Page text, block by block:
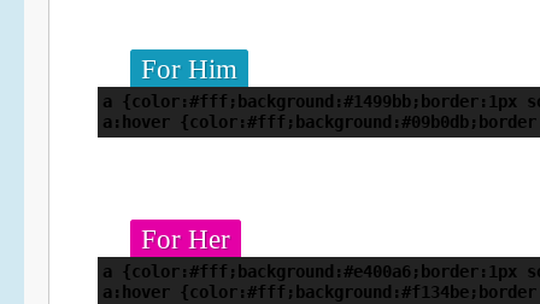
For Him
a {color:#fff;background:#1499bb;border:1px
a:hover
For Her
a {color:#fff;background:#e400a6;border:1px
a:hover